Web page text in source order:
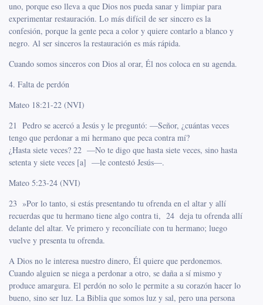
uno, porque eso lleva a que Dios nos pueda sanar y limpiar para
experimentar restauración. Lo más difícil de ser sincero es la
confesión, porque la gente peca a color y quiere contarlo a blanco y
negro. Al ser sinceros la restauración es más rápida.
Cuando somos sinceros con Dios al orar, Él nos coloca en su agenda.
4. Falta de perdón
Mateo 18:21-22 (NVI)
21 Pedro se acercó a Jesús y le preguntó: —Señor, ¿cuántas veces
tengo que perdonar a mi hermano que peca contra mí?
¿Hasta siete veces? 22 —No te digo que hasta siete veces, sino hasta
setenta y siete veces [a] —le contestó Jesús—.
Mateo 5:23-24 (NVI)
23 »Por lo tanto, si estás presentando tu ofrenda en el altar y allí
recuerdas que tu hermano tiene algo contra ti, 24 deja tu ofrenda allí
delante del altar. Ve primero y reconcíliate con tu hermano; luego
vuelve y presenta tu ofrenda.
A Dios no le interesa nuestro dinero, Él quiere que perdonemos.
Cuando alguien se niega a perdonar a otro, se daña a sí mismo y
produce amargura. El perdón no solo le permite a su corazón hacer lo
bueno, sino ser luz. La Biblia que somos luz y sal, pero una persona